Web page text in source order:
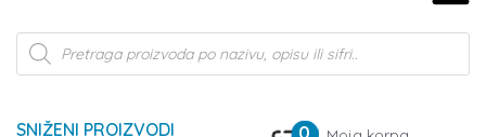
Products
search
SNIŽENI PROIZVODI